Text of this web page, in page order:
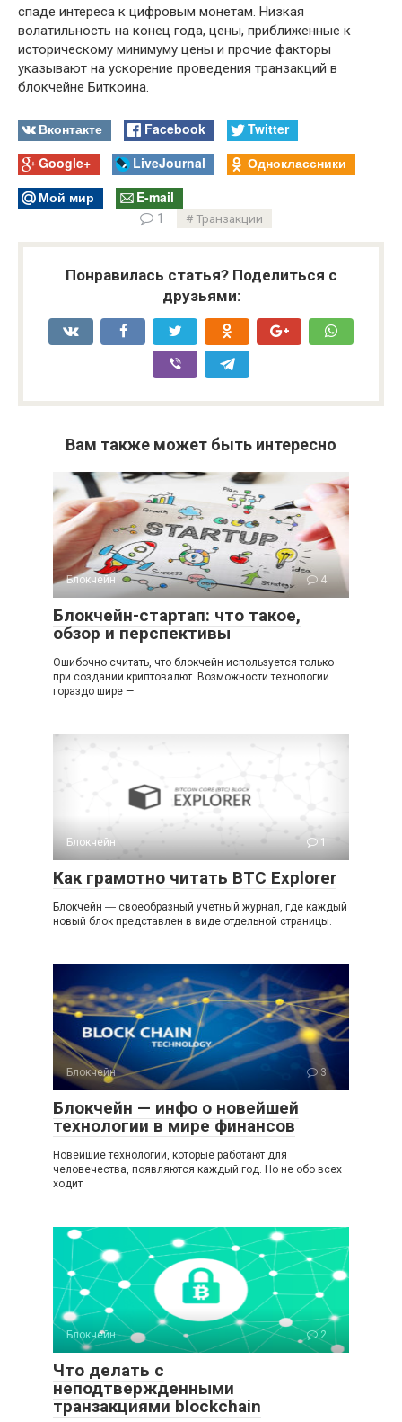
спаде интереса к цифровым монетам. Низкая
волатильность на конец года, цены, приближенные к
историческому минимуму цены и прочие факторы
указывают на ускорение проведения транзакций в
блокчейне Биткоина.
Вконтакте Facebook
Twitter
Google+
LiveJournal
Одноклассники
Мой мир
E-mail
1 Транзакции
Понравилась статья? Поделиться с
друзьями:
Вам также может быть интересно
Блокчейн 4
Блокчейн-стартап: что такое,
обзор и перспективы
Ошибочно считать, что блокчейн используется только
при создании криптовалют. Возможности технологии
гораздо шире —
Блокчейн 1
Как грамотно читать BTC Explorer
Блокчейн ― своеобразный учетный журнал, где каждый
новый блок представлен в виде отдельной страницы.
Блокчейн 3
Блокчейн — инфо о новейшей
технологии в мире финансов
Новейшие технологии, которые работают для
человечества, появляются каждый год. Но не обо всех
ходит
Блокчейн 2
Что делать с
неподтвержденными
транзакциями blockchain